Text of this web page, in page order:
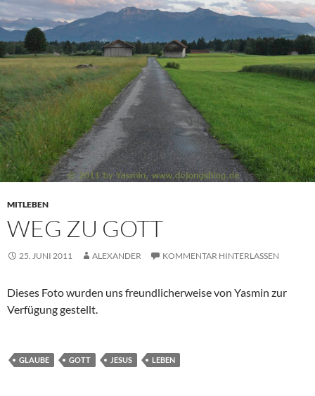
MITLEBEN
WEG ZU GOTT
25. JUNI 2011 ALEXANDER KOMMENTAR HINTERLASSEN
Dieses Foto wurden uns freundlicherweise von Yasmin zur
Verfügung gestellt.
GLAUBE GOTT JESUS LEBEN